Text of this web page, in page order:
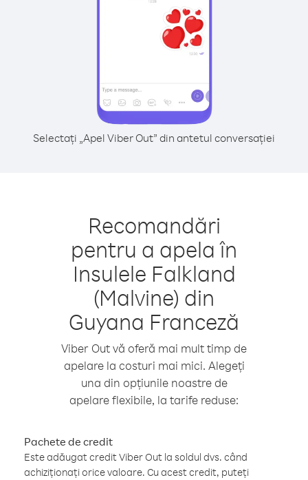
Selectați „Apel Viber Out” din antetul conversației
Recomandări
pentru a apela în
Insulele Falkland
(Malvine) din
Guyana Franceză
Viber Out vă oferă mai mult timp de
apelare la costuri mai mici. Alegeți
una din opțiunile noastre de
apelare flexibile, la tarife reduse:
Pachete de credit
Este adăugat credit Viber Out la soldul dvs. când
achiziționați orice valoare. Cu acest credit, puteți